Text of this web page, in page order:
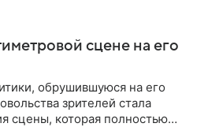
сцене на его
обрушившуюся на его
зрителей стала
сцены, которая полностью